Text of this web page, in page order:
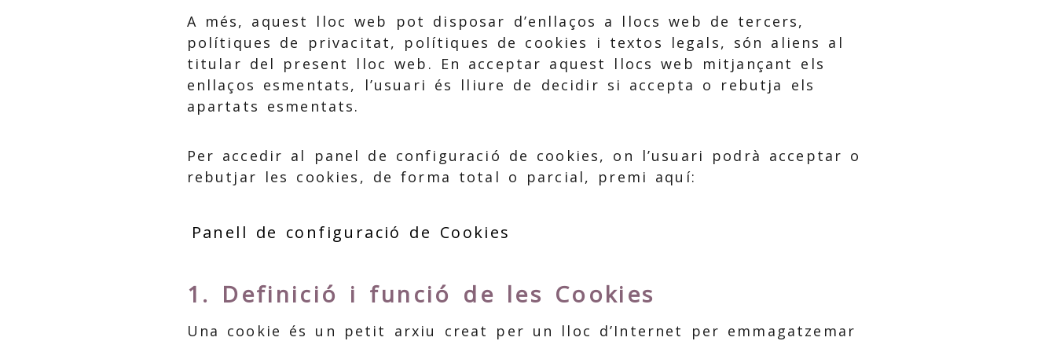
A més, aquest lloc web pot disposar d’enllaços a llocs web de tercers,
polítiques de privacitat, polítiques de cookies i textos legals, són aliens al
titular del present lloc web. En acceptar aquest llocs web mitjançant els
enllaços esmentats, l’usuari és lliure de decidir si accepta o rebutja els
apartats esmentats.
Per accedir al panel de configuració de cookies, on l’usuari podrà acceptar o
rebutjar les cookies, de forma total o parcial, premi aquí:
Panell de configuració de Cookies
1. Definició i funció de les Cookies
Una cookie és un petit arxiu creat per un lloc d’Internet per emmagatzemar